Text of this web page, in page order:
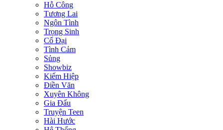
Hỗ Công
Tương Lai
Ngôn Tình
Trọng Sinh
Cổ Đại
Tình Cảm
Sủng
Showbiz
Kiếm Hiệp
Điền Văn
Xuyên Không
Gia Đấu
Truyện Teen
Hài Hước